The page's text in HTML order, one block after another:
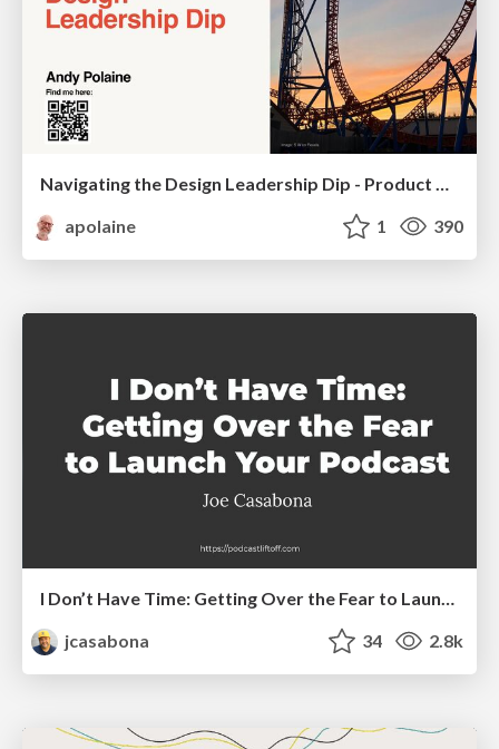
Navigating the Design Leadership Dip - Product Design Week Design Leaders+ Conference 2024
apolaine
1 390
I Don’t Have Time: Getting Over the Fear to Launch Your Podcast
jcasabona
34 2.8k